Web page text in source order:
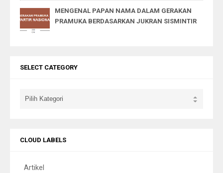
MENGENAL PAPAN NAMA DALAM GERAKAN
PRAMUKA BERDASARKAN JUKRAN SISMINTIR
SELECT CATEGORY
CLOUD LABELS
Artikel